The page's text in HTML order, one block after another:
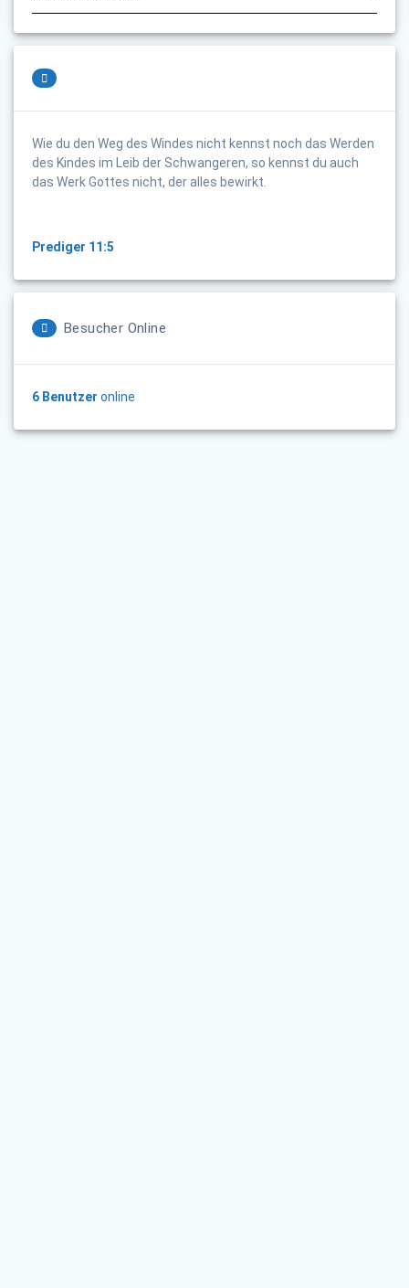
Wie du den Weg des Windes nicht kennst noch das Werden
des Kindes im Leib der Schwangeren, so kennst du auch
das Werk Gottes nicht, der alles bewirkt.
Prediger 11:5
Besucher Online
6 Benutzer online